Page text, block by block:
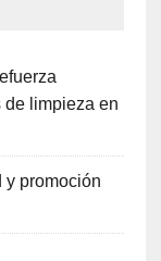
de limpieza en
y promoción